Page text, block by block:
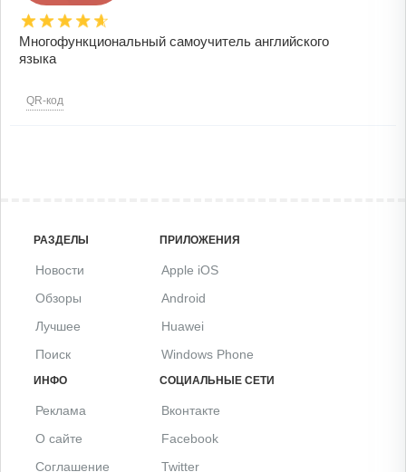
Многофункциональный самоучитель английского
языка
QR-код
РАЗДЕЛЫ
Новости
Обзоры
Лучшее
Поиск
ПРИЛОЖЕНИЯ
Apple iOS
Android
Huawei
Windows Phone
ИНФО
Реклама
О сайте
Соглашение
СОЦИАЛЬНЫЕ СЕТИ
Вконтакте
Facebook
Twitter